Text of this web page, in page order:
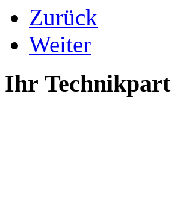
Zurück
Weiter
Ihr